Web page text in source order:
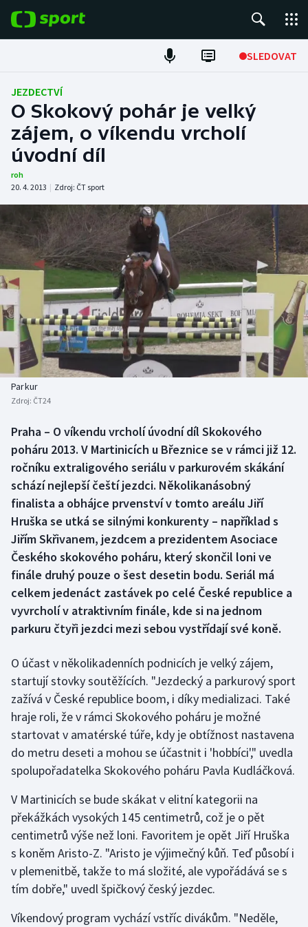
SLEDOVAT
Fotbal
Hokej
Tenis
Atletika
Cyklistika
DALŠÍ SPORTY
Americký fotbal
Baseball a softbal
Basketbal
Biatlon
Box
Curling
Dostihy
Florbal
Futsal
Golf
Házená
Jezdectví
Judo
Krasobruslení
Lezení
Lyže a snowboard
Moderní pětiboj
Motorsport
NEPŘEHLÉDNĚTE
Soutěže
Historické návraty
Aplikace ČT sport
JEZDECTVÍ
O Skokový pohár je velký
zájem, o víkendu vrcholí
úvodní díl
roh
20. 4. 2013 | Zdroj: ČT sport
Parkur
Zdroj: ČT24
Praha – O víkendu vrcholí úvodní díl Skokového
poháru 2013. V Martinicích u Březnice se v rámci již 12.
ročníku extraligového seriálu v parkurovém skákání
schází nejlepší čeští jezdci. Několikanásobný
finalista a obhájce prvenství v tomto areálu Jiří
Hruška se utká se silnými konkurenty – například s
Jiřím Skřivanem, jezdcem a prezidentem Asociace
Českého skokového poháru, který skončil loni ve
finále druhý pouze o šest desetin bodu. Seriál má
celkem jedenáct zastávek po celé České republice a
vyvrcholí v atraktivním finále, kde si na jednom
parkuru čtyři jezdci mezi sebou vystřídají své koně.
O účast v několikadenních podnicích je velký zájem,
startují stovky soutěžících. "Jezdecký a parkurový sport
zažívá v České republice boom, i díky medializaci. Také
hraje roli, že v rámci Skokového poháru je možné
startovat v amatérské túře, kdy je obtížnost nastavena
do metru deseti a mohou se účastnit i 'hobbíci'," uvedla
spolupořadatelka Skokového poháru Pavla Kudláčková.
V Martinicích se bude skákat v elitní kategorii na
překážkách vysokých 145 centimetrů, což je o pět
centimetrů výše než loni. Favoritem je opět Jiří Hruška
s koněm Aristo-Z. "Aristo je výjimečný kůň. Teď působí i
v plemenitbě, takže to má složité, ale vypořádává se s
tím dobře," uvedl špičkový český jezdec.
Víkendový program vychází vstříc divákům. "Neděle,